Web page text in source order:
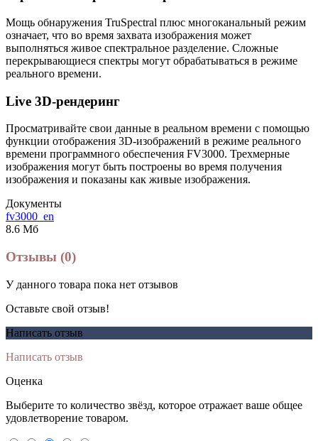
Мощь обнаружения TruSpectral плюс многоканальный режим
означает, что во время захвата изображения может
выполняться живое спектральное разделение. Сложные
перекрывающиеся спектры могут обрабатываться в режиме
реального времени.
Live 3D-рендеринг
Просматривайте свои данные в реальном времени с помощью
функции отображения 3D-изображений в режиме реального
времени программного обеспечения FV3000. Трехмерные
изображения могут быть построены во время получения
изображения и показаны как живые изображения.
Документы
fv3000_en
8.6 Мб
Отзывы (0)
У данного товара пока нет отзывов
Оставьте свой отзыв!
Написать отзыв
Написать отзыв
Оценка
Выберите то количество звёзд, которое отражает ваше общее
удовлетворение товаром.